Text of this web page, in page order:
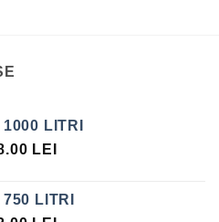
LITRI
LEI PREȚUL
308.00 LEI.
LITRI